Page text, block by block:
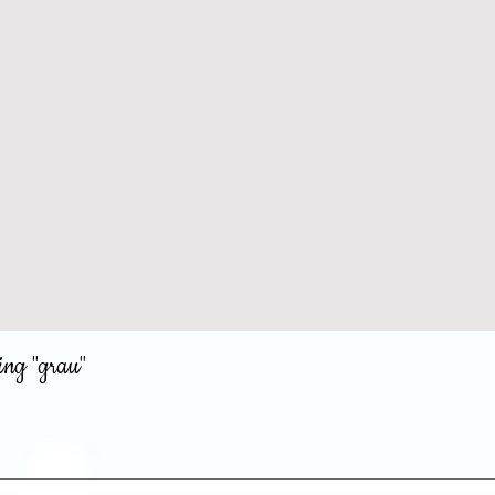
"grau"